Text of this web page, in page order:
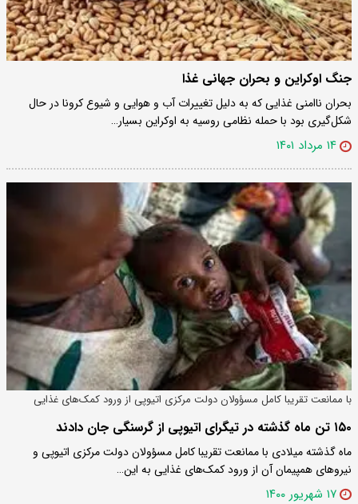
جنگ اوکراین و بحران جهانی غذا
بحران ناامنی غذایی که به دلیل تغییرات آب و هوایی و شیوع کرونا در حال
شکل‌گیری بود با حمله نظامی روسیه به اوکراین بسیار…
۱۴ مرداد ۱۴۰۱
با ممانعت تقریبا کامل مسؤولان دولت مرکزی اتیوپی از ورود کمک‌های غذایی
۱۵۰ تن ماه گذشته در تیگرای اتیوپی از گرسنگی جان دادند
ماه گذشته میلادی با ممانعت تقریبا کامل مسؤولان دولت مرکزی اتیوپی و
نیروهای همپیمان آن از ورود کمک‌های غذایی به این…
۱۷ شهریور ۱۴۰۰